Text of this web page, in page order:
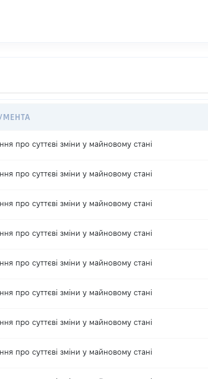
про суттєві зміни y майновому стані
про суттєві зміни y майновому стані
про суттєві зміни y майновому стані
про суттєві зміни y майновому стані
про суттєві зміни y майновому стані
про суттєві зміни y майновому стані
про суттєві зміни y майновому стані
про суттєві зміни y майновому стані